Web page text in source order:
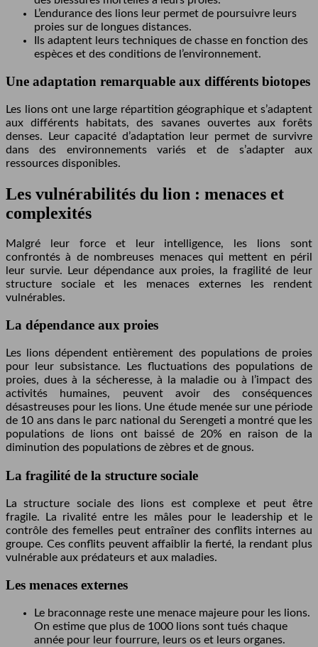
L’endurance des lions leur permet de poursuivre leurs
proies sur de longues distances.
Ils adaptent leurs techniques de chasse en fonction des
espèces et des conditions de l’environnement.
Une adaptation remarquable aux différents biotopes
Les lions ont une large répartition géographique et s’adaptent
aux différents habitats, des savanes ouvertes aux forêts
denses. Leur capacité d’adaptation leur permet de survivre
dans des environnements variés et de s’adapter aux
ressources disponibles.
Les vulnérabilités du lion : menaces et
complexités
Malgré leur force et leur intelligence, les lions sont
confrontés à de nombreuses menaces qui mettent en péril
leur survie. Leur dépendance aux proies, la fragilité de leur
structure sociale et les menaces externes les rendent
vulnérables.
La dépendance aux proies
Les lions dépendent entièrement des populations de proies
pour leur subsistance. Les fluctuations des populations de
proies, dues à la sécheresse, à la maladie ou à l’impact des
activités humaines, peuvent avoir des conséquences
désastreuses pour les lions. Une étude menée sur une période
de 10 ans dans le parc national du Serengeti a montré que les
populations de lions ont baissé de 20% en raison de la
diminution des populations de zèbres et de gnous.
La fragilité de la structure sociale
La structure sociale des lions est complexe et peut être
fragile. La rivalité entre les mâles pour le leadership et le
contrôle des femelles peut entraîner des conflits internes au
groupe. Ces conflits peuvent affaiblir la fierté, la rendant plus
vulnérable aux prédateurs et aux maladies.
Les menaces externes
Le braconnage reste une menace majeure pour les lions.
On estime que plus de 1000 lions sont tués chaque
année pour leur fourrure, leurs os et leurs organes.